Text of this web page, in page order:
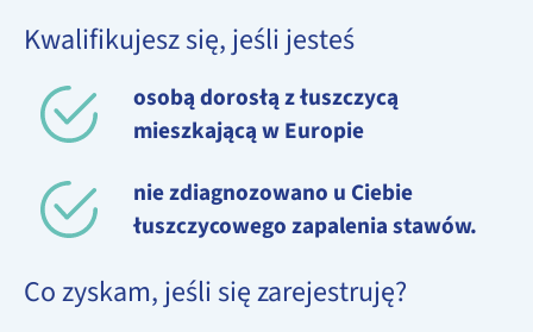
Kwalifikujesz się, jeśli jesteś
osobą dorosłą z łuszczycą
mieszkającą w Europie
nie zdiagnozowano u Ciebie
łuszczycowego zapalenia stawów.
Co zyskam, jeśli się zarejestruję?